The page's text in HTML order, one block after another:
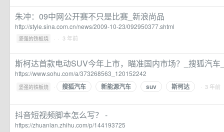
朱冲：09中网公开赛不只是比赛_新浪尚品
http://style.sina.com.cn/news/2009-10-23/092950377.shtml
坚强的铁板烧 · · 3 年前
斯柯达首款电动SUV今年上市，瞄准国内市场？_搜狐汽车
https://www.sohu.com/a/373268563_120152242
坚强的铁板烧 · 搜狐汽车 新能源汽车 suv 斯柯达 · 3 年前
抖音短视频脚本怎么写？ -
https://zhuanlan.zhihu.com/p/144193725